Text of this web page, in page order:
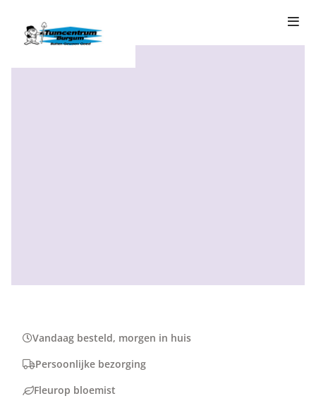
Vandaag besteld, morgen in huis
Persoonlijke bezorging
Fleurop bloemist